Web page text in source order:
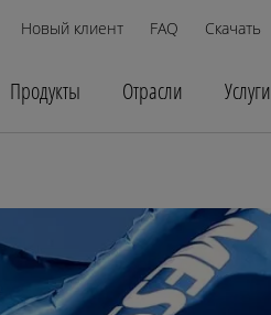
Новый клиент FAQ Скачать
Продукты Отрасли Услуги